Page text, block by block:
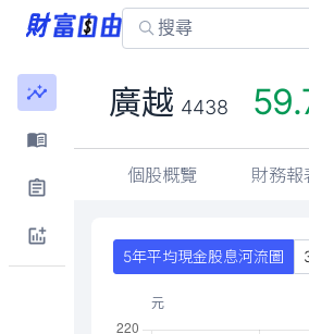
廣越 4438
個股概覽 財務報
5年平均現金股息河流圖